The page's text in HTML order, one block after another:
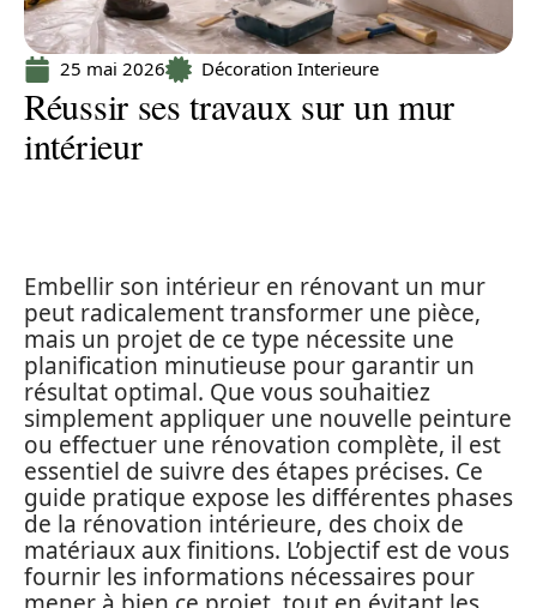
25 mai 2026 Décoration Interieure
Réussir ses travaux sur un mur
intérieur
Embellir son intérieur en rénovant un mur
peut radicalement transformer une pièce,
mais un projet de ce type nécessite une
planification minutieuse pour garantir un
résultat optimal. Que vous souhaitiez
simplement appliquer une nouvelle peinture
ou effectuer une rénovation complète, il est
essentiel de suivre des étapes précises. Ce
guide pratique expose les différentes phases
de la rénovation intérieure, des choix de
matériaux aux finitions. L’objectif est de vous
fournir les informations nécessaires pour